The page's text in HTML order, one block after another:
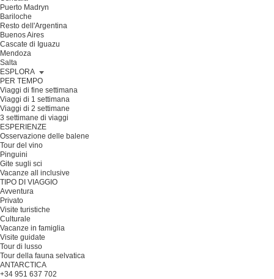
Puerto Madryn
Bariloche
Resto dell'Argentina
Buenos Aires
Cascate di Iguazu
Mendoza
Salta
ESPLORA
PER TEMPO
Viaggi di fine settimana
Viaggi di 1 settimana
Viaggi di 2 settimane
3 settimane di viaggi
ESPERIENZE
Osservazione delle balene
Tour del vino
Pinguini
Gite sugli sci
Vacanze all inclusive
TIPO DI VIAGGIO
Avventura
Privato
Visite turistiche
Culturale
Vacanze in famiglia
Visite guidate
Tour di lusso
Tour della fauna selvatica
ANTARCTICA
+34 951 637 702